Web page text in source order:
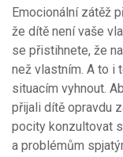
Emocionální zátěž
že dítě není vaše
se přistihnete, že
než vlastním. A to i
situacím vyhnout.
přijali dítě opravdu
pocity konzultovat
a problémům